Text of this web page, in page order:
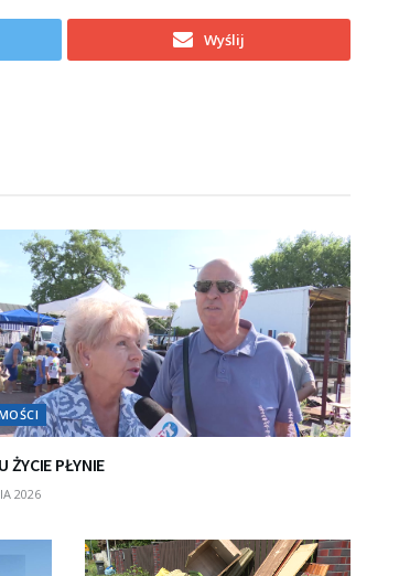
Wyślij
ŻYCIE PŁYNIE
2026